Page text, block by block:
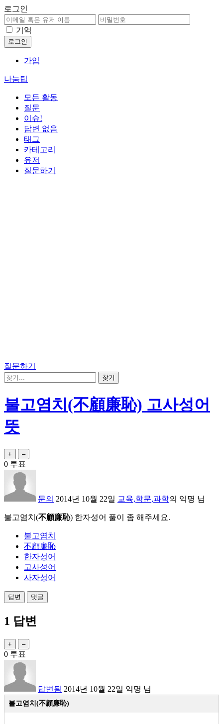
로그인
기억
가입
나눔팁
모든 활동
질문
이슈!
답변 없음
태그
카테고리
유저
질문하기
질문하기
불고염치(不顧廉恥) 고사성어
뜻
0 투표
문의 2014년 10월 22일 교육,학문,과학의 익명 님
불고염치 (不顧廉恥) 한자성어 풀이 좀 해주세요.
불고염치
不顧廉恥
한자성어
고사성어
사자성어
1 답변
0 투표
답변됨 2014년 10월 22일 익명 님
불고염치 (不顧廉恥)